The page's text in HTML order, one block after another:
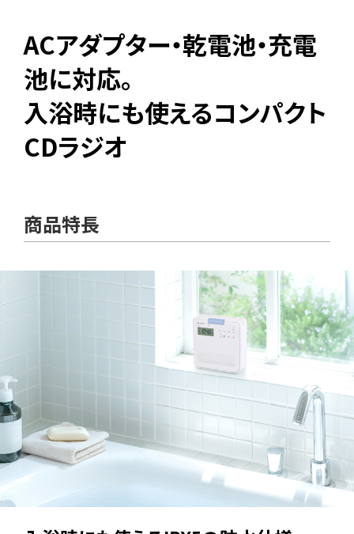
ACアダプター・乾電池・充電
池に対応。
入浴時にも使えるコンパクト
CDラジオ
商品特長